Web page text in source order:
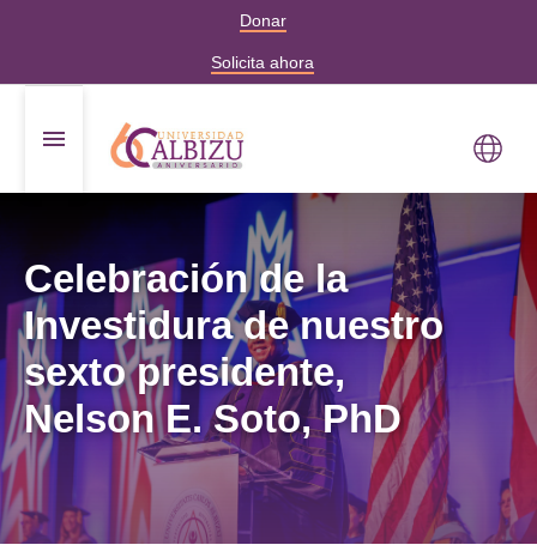
Donar
Solicita ahora
Celebración de la
Investidura de nuestro
sexto presidente,
Nelson E. Soto, PhD